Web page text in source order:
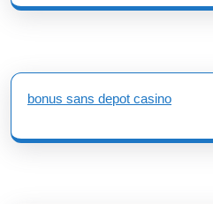
bonus sans depot casino